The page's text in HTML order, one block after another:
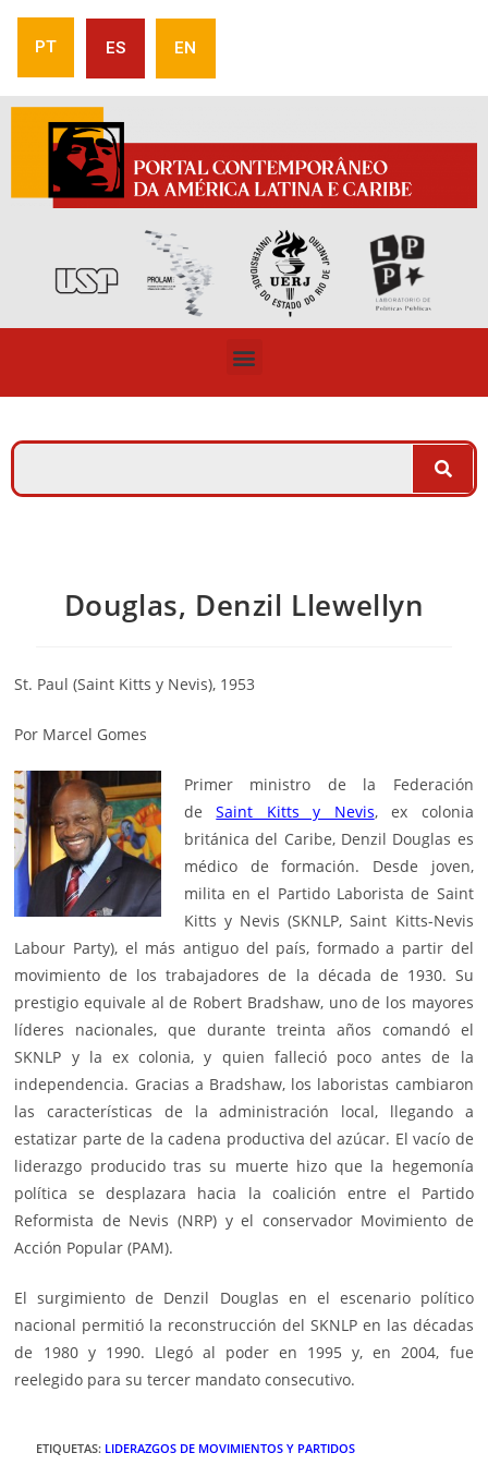
PT ES EN
Douglas, Denzil Llewellyn
St. Paul (Saint Kitts y Nevis), 1953
Por Marcel Gomes
Primer ministro de la Federación
deSaint Kitts y Nevis, ex colonia
británica del Caribe, Denzil Douglas es
médico de formación. Desde joven,
milita en el Partido Laborista de Saint
Kitts y Nevis (SKNLP, Saint Kitts-Nevis
Labour Party), el más antiguo del país, formado a partir del
movimiento de los trabajadores de la década de 1930. Su
prestigio equivale al de Robert Bradshaw, uno de los mayores
líderes nacionales, que durante treinta años comandó el
SKNLP y la ex colonia, y quien falleció poco antes de la
independencia. Gracias a Bradshaw, los laboristas cambiaron
las características de la administración local, llegando a
estatizar parte de la cadena productiva del azúcar. El vacío de
liderazgo producido tras su muerte hizo que la hegemonía
política se desplazara hacia la coalición entre el Partido
Reformista de Nevis (NRP) y el conservador Movimiento de
Acción Popular (PAM).
El surgimiento de Denzil Douglas en el escenario político
nacional permitió la reconstrucción del SKNLP en las décadas
de 1980 y 1990. Llegó al poder en 1995 y, en 2004, fue
reelegido para su tercer mandato consecutivo.
ETIQUETAS: LIDERAZGOS DE MOVIMIENTOS Y PARTIDOS